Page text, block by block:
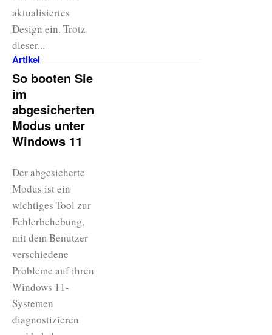
aktualisiertes
Design ein. Trotz
dieser...
Artikel
So booten Sie
im
abgesicherten
Modus unter
Windows 11
Der abgesicherte
Modus ist ein
wichtiges Tool zur
Fehlerbehebung,
mit dem Benutzer
verschiedene
Probleme auf ihren
Windows 11-
Systemen
diagnostizieren